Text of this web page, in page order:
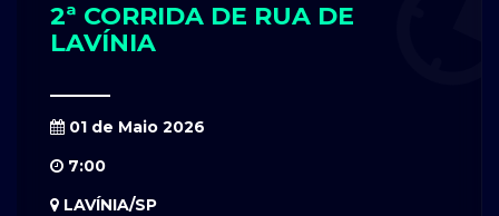
2ª CORRIDA DE RUA DE
LAVÍNIA
01 de Maio 2026
7:00
LAVÍNIA/SP